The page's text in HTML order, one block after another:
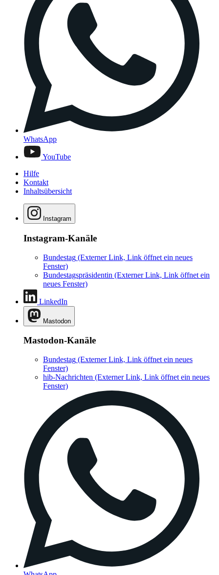
WhatsApp
YouTube
Hilfe
Kontakt
Inhaltsübersicht
Instagram
Instagram-Kanäle
Bundestag (Externer Link, Link öffnet ein neues
Fenster)
Bundestagspräsidentin (Externer Link, Link öffnet ein
neues Fenster)
LinkedIn
Mastodon
Mastodon-Kanäle
Bundestag (Externer Link, Link öffnet ein neues
Fenster)
hib-Nachrichten (Externer Link, Link öffnet ein neues
Fenster)